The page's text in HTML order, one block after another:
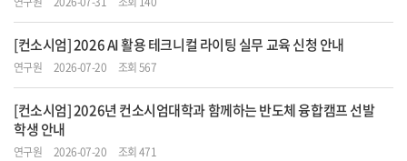
[컨소시엄] 2026 AI 활용 테크니컬 라이팅 실무 교육 신청 안내
연구원 2026-07-20 조회 567
[컨소시엄] 2026년 컨소시엄대학과 함께하는 반도체 융합캠프 선발
학생 안내
연구원 2026-07-20 조회 471